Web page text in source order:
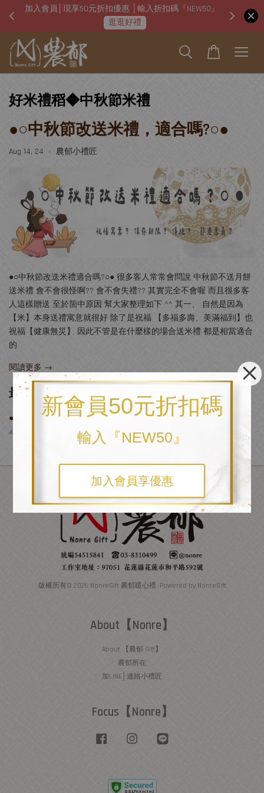
新會員50元折扣碼
輸入『NEW50』
加入會員享優惠
加入會員│現享50元折扣優惠 │輸入折扣碼『NEW50』
逛逛好禮
即日
好米禮稻◆中秋節米禮
●○中秋節改送米禮，適合嗎?○●
Aug 14, 24 • 農郁小禮匠
●○中秋節改送米禮適合嗎?○● 很多客人常常會問說 中秋節不送月餅
送米禮 會不會很怪啊?? 會不會失禮?? 其實完全不會喔 而且很多客
人這樣贈送 至於箇中原因 幫大家整理如下 ^^ 其一、 自然是因為
【米】本身送禮寓意就很好 除了是祝福 【多福多壽、美滿福到】也
祝福【健康無災】 因此不管是在什麼樣的場合送米禮 都是相當適合
的
閱讀更多 →
最新文章
●○中秋節改送米禮，適合嗎?○●
Aug 14, 24
版權所有© 2026 NonreGift 農郁暖心禮. Powered by NonreGift
About【Nonre】
About 【農郁 Gift】
農郁所在
加LINE│連絡小禮匠
Focus【Nonre】
Facebook Instagram